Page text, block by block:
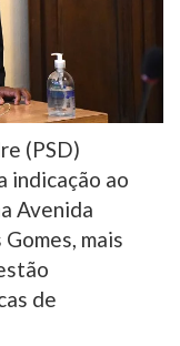
(PSD)
indicação ao
Avenida
mais
de